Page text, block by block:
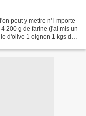
peut y mettre n' i mporte
200 g de farine (j'ai mis un
d'olive 1 oignon 1 kgs de